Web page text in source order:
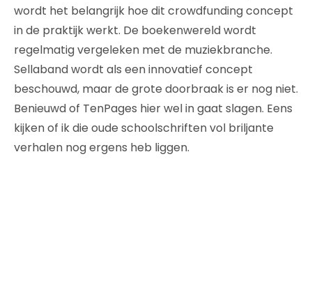
wordt het belangrijk hoe dit crowdfunding concept
in de praktijk werkt. De boekenwereld wordt
regelmatig vergeleken met de muziekbranche.
Sellaband wordt als een innovatief concept
beschouwd, maar de grote doorbraak is er nog niet.
Benieuwd of TenPages hier wel in gaat slagen. Eens
kijken of ik die oude schoolschriften vol briljante
verhalen nog ergens heb liggen.